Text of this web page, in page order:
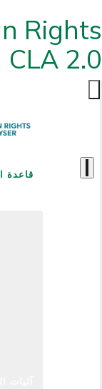
Rights
CLA 2.0
قاعدة